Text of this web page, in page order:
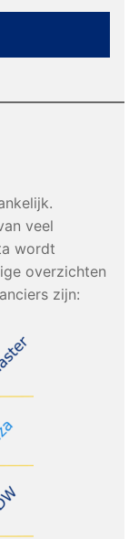
veel
wordt
overzichten
zijn: